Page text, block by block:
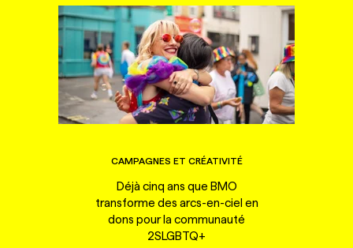
CAMPAGNES ET CRÉATIVITÉ
Déjà cinq ans que BMO
transforme des arcs-en-ciel en
dons pour la communauté
2SLGBTQ+